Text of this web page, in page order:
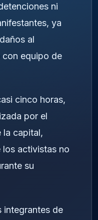
ni
ya
al
con equipo de
cinco horas,
por el
la capital,
los activistas no
su
integrantes de